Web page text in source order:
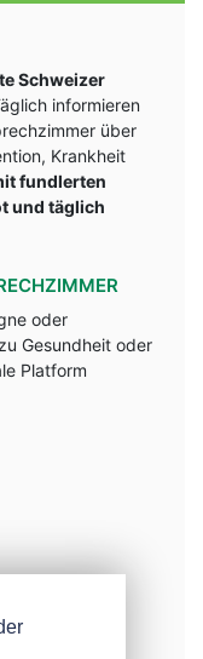
Schweizer
informieren
über
Krankheit
fundlerten
und täglich
oder
Gesundheit oder
Platform